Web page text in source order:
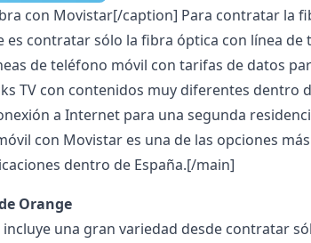
con Movistar[/caption] Para contratar la
es contratar sólo la fibra óptica con línea
de teléfono móvil con tarifas de datos
TV con contenidos muy diferentes dentro
a Internet para una segunda
con Movistar es una de las opciones
dentro de España.[/main]
Orange
incluye una gran variedad desde contratar